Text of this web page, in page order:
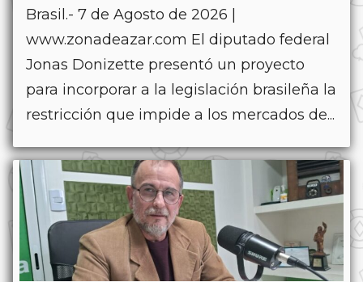
Brasil.- 7 de Agosto de 2026 |
www.zonadeazar.com El diputado federal
Jonas Donizette presentó un proyecto
para incorporar a la legislación brasileña la
restricción que impide a los mercados de...